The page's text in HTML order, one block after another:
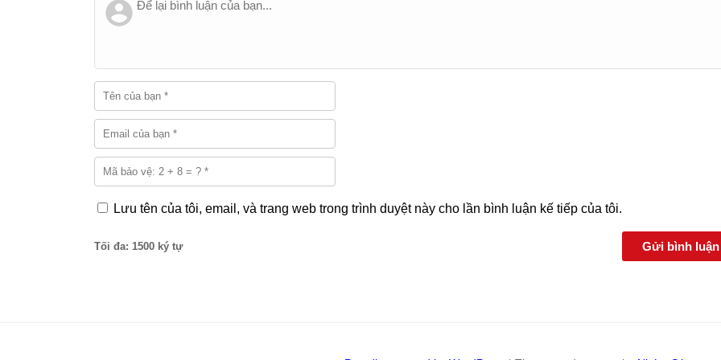
Lưu tên của tôi, email, và trang web trong trình duyệt này cho lần bình luận kế tiếp của tôi.
Tối đa: 1500 ký tự Gửi bình